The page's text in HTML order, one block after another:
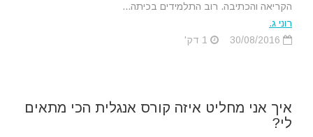
הקריאה והכתיבה. רוב התלמידים בכיתה...
רוני ג.
איך אני מחליט איזה קורס אנגלית הכי מתאים
לי?